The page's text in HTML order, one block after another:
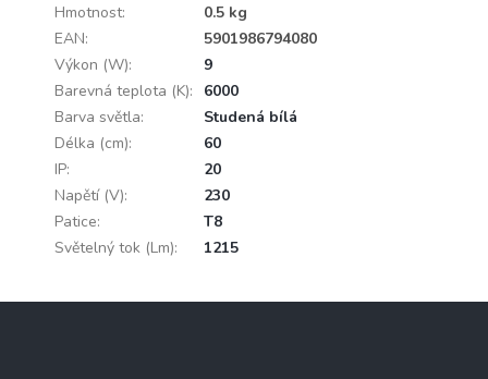
Hmotnost:
0.5 kg
EAN:
5901986794080
Výkon (W):
9
Barevná teplota (K):
6000
Barva světla:
Studená bílá
Délka (cm):
60
IP:
20
Napětí (V):
230
Patice:
T8
Světelný tok (Lm): 1215